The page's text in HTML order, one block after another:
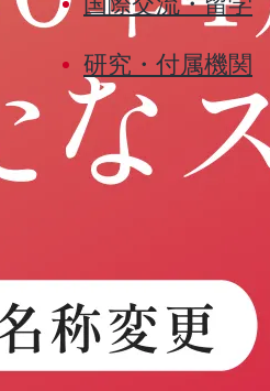
研究・付属機関